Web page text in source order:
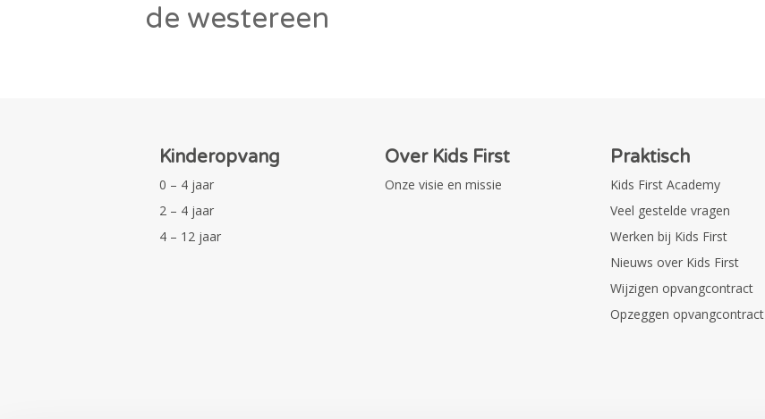
de westereen
Kinderopvang
0 – 4 jaar
2 – 4 jaar
4 – 12 jaar
Over Kids First
Onze visie en missie
Praktisch
Kids First Academy
Veel gestelde vragen
Werken bij Kids First
Nieuws over Kids First
Wijzigen opvangcontract
Opzeggen opvangcontract